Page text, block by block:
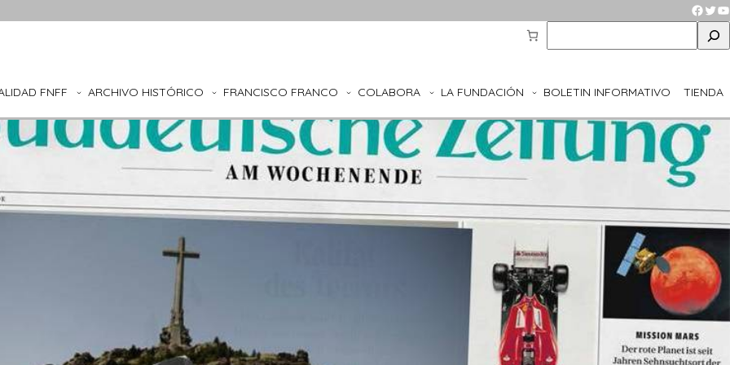
e
r
FNFF ARCHIVO HISTÓRICO FRANCISCO FRANCO COLABORA LA FUNDACIÓN BOLETIN INFORMATIVO TIENDA